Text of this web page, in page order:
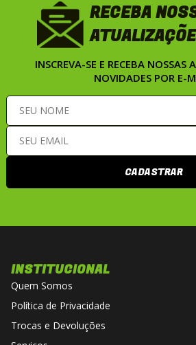
RECEBA
INSCREVA-SE E RECEBA NOSSAS
NOVIDADES POR E-
CADASTRAR
INSTITUCIONAL
Quem Somos
Política de Privacidade
Trocas e Devoluções